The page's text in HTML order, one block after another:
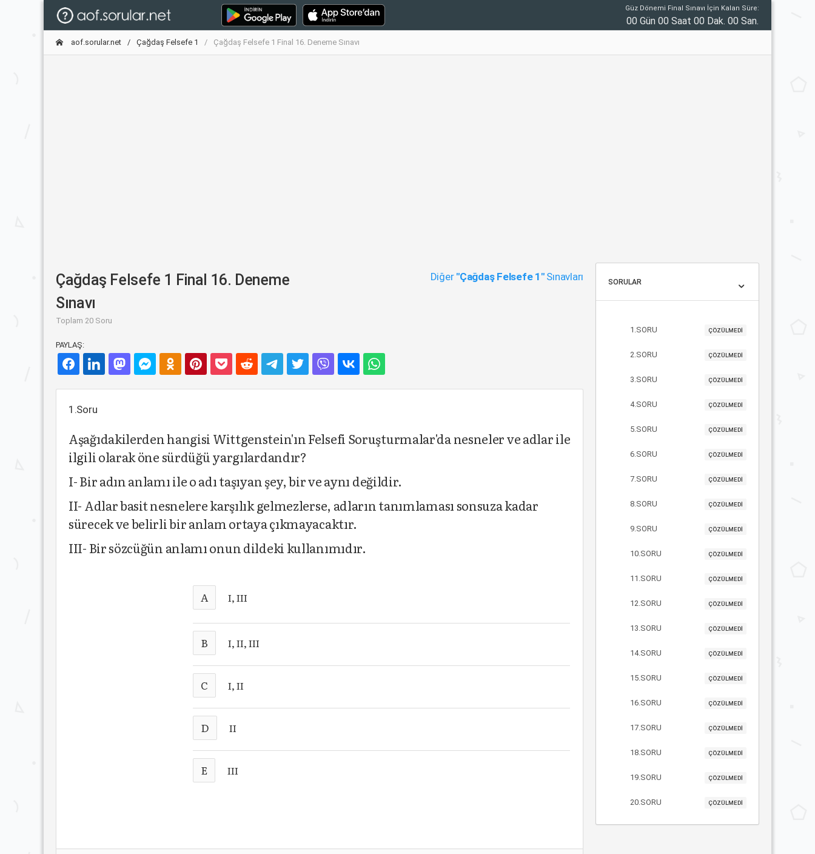
Güz Dönemi Final Sınavı İçin Kalan Süre:
00 Gün 00 Saat 00 Dak. 00 San.
aof.sorular.net Çağdaş Felsefe 1 Çağdaş Felsefe 1 Final 16. Deneme Sınavı
Çağdaş Felsefe 1 Final 16. Deneme
Sınavı
Toplam 20 Soru
Diğer "Çağdaş Felsefe 1"Sınavları
PAYLAŞ:
1.Soru
Aşağıdakilerden hangisi Wittgenstein'ın Felsefi Soruşturmalar'da nesneler ve adlar ile
ilgili olarak öne sürdüğü yargılardandır?
I- Bir adın anlamı ile o adı taşıyan şey, bir ve aynı değildir.
II- Adlar basit nesnelere karşılık gelmezlerse, adların tanımlaması sonsuza kadar
sürecek ve belirli bir anlam ortaya çıkmayacaktır.
III- Bir sözcüğün anlamı onun dildeki kullanımıdır.
A I, III
B I, II, III
C I, II
D II
E III
SORULAR
1.SORU ÇÖZÜLMEDİ
2.SORU ÇÖZÜLMEDİ
3.SORU ÇÖZÜLMEDİ
4.SORU ÇÖZÜLMEDİ
5.SORU ÇÖZÜLMEDİ
6.SORU ÇÖZÜLMEDİ
7.SORU ÇÖZÜLMEDİ
8.SORU ÇÖZÜLMEDİ
9.SORU ÇÖZÜLMEDİ
10.SORU ÇÖZÜLMEDİ
11.SORU ÇÖZÜLMEDİ
12.SORU ÇÖZÜLMEDİ
13.SORU ÇÖZÜLMEDİ
14.SORU ÇÖZÜLMEDİ
15.SORU ÇÖZÜLMEDİ
16.SORU ÇÖZÜLMEDİ
17.SORU ÇÖZÜLMEDİ
18.SORU ÇÖZÜLMEDİ
19.SORU ÇÖZÜLMEDİ
20.SORU ÇÖZÜLMEDİ